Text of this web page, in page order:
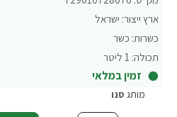
ארץ ייצור: ישראל
כשרות: כשר
תכולה: 1 ליטר
זמין במלאי
מותג סנו